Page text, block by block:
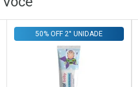
50% OFF 2° UNIDADE